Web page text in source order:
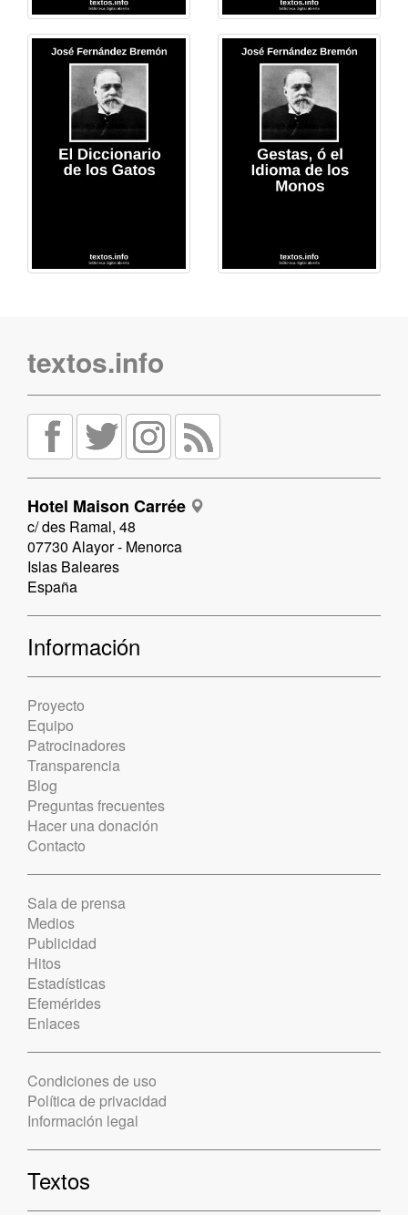
textos.info
Hotel Maison Carrée
c/ des Ramal, 48
07730 Alayor - Menorca
Islas Baleares
España
Información
Proyecto
Equipo
Patrocinadores
Transparencia
Blog
Preguntas frecuentes
Hacer una donación
Contacto
Sala de prensa
Medios
Publicidad
Hitos
Estadísticas
Efemérides
Enlaces
Condiciones de uso
Política de privacidad
Información legal
Textos